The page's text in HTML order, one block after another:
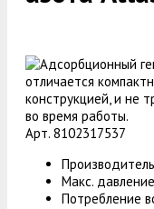
Арт. 8102317537
Макс.
Потребление